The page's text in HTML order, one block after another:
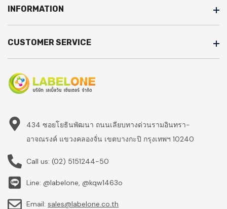
INFORMATION
CUSTOMER SERVICE
434 ซอยโยธินพัฒนา ถนนเลียบทางด่วนรามอินทรา-
อาจณรงค์ แขวงคลองจั่น เขตบางกะปิ กรุงเทพฯ 10240
Call us: (02) 5151244-50
Line: @labelone, @kqw1463o
Email: sales@labelone.co.th